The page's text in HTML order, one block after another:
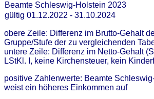
Beamte Schleswig-Holstein 2023
gültig 01.12.2022 - 31.10.2024
obere Zeile: Differenz im Brutto-Gehalt
Gruppe/Stufe der zu vergleichenden
untere Zeile: Differenz im Netto-Gehalt
LStKl. I, keine Kirchensteuer, kein
positive Zahlenwerte: Beamte
weist ein höheres Einkommen auf